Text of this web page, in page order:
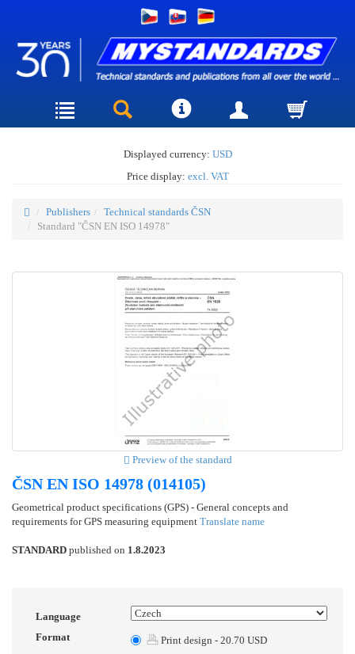
Displayed currency: USD
Price display: excl. VAT
Publishers
Technical standards ČSN
Standard "ČSN EN ISO 14978"
Preview of the standard
ČSN EN ISO 14978 (014105)
Geometrical product specifications (GPS) - General concepts and
requirements for GPS measuring equipment Translate name
STANDARD published on 1.8.2023
Language
Format
Print design - 20.70 USD